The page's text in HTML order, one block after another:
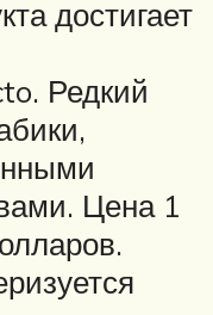
достигает
Редкий
Цена 1